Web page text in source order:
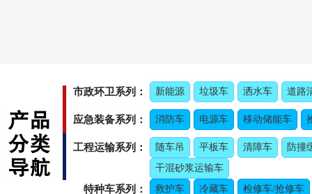
市政环卫系列： 新能源 垃圾车 洒水车 道路
应急装备系列： 消防车 电源车 移动储能车
工程运输系列： 随车吊 平板车 清障车
防撞
干混砂浆运输车
特种车系列： 救护车 冷藏车 检修车/抢修车